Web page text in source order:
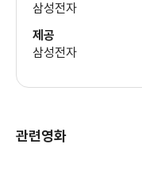
삼성전자
제공
삼성전자
관련영화